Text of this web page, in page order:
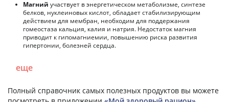
Магний участвует в энергетическом метаболизме, синтезе
белков, нуклеиновых кислот, обладает стабилизирующим
действием для мембран, необходим для поддержания
гомеостаза кальция, калия и натрия. Недостаток магния
приводит к гипомагниемии, повышению риска развития
гипертонии, болезней сердца.
еще
Полный справочник самых полезных продуктов вы можете